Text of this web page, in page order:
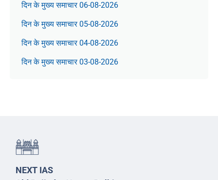
दिन के मुख्य समाचार 06-08-2026
दिन के मुख्य समाचार 05-08-2026
दिन के मुख्य समाचार 04-08-2026
दिन के मुख्य समाचार 03-08-2026
NEXT IAS